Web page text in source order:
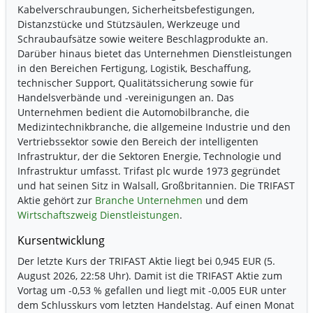
Kabelverschraubungen, Sicherheitsbefestigungen,
Distanzstücke und Stützsäulen, Werkzeuge und
Schraubaufsätze sowie weitere Beschlagprodukte an.
Darüber hinaus bietet das Unternehmen Dienstleistungen
in den Bereichen Fertigung, Logistik, Beschaffung,
technischer Support, Qualitätssicherung sowie für
Handelsverbände und -vereinigungen an. Das
Unternehmen bedient die Automobilbranche, die
Medizintechnikbranche, die allgemeine Industrie und den
Vertriebssektor sowie den Bereich der intelligenten
Infrastruktur, der die Sektoren Energie, Technologie und
Infrastruktur umfasst. Trifast plc wurde 1973 gegründet
und hat seinen Sitz in Walsall, Großbritannien. Die TRIFAST
Aktie gehört zur Branche Unternehmen und dem
Wirtschaftszweig Dienstleistungen.
Kursentwicklung
Der letzte Kurs der TRIFAST Aktie liegt bei 0,945 EUR (5.
August 2026, 22:58 Uhr). Damit ist die TRIFAST Aktie zum
Vortag um -0,53 % gefallen und liegt mit -0,005 EUR unter
dem Schlusskurs vom letzten Handelstag. Auf einen Monat